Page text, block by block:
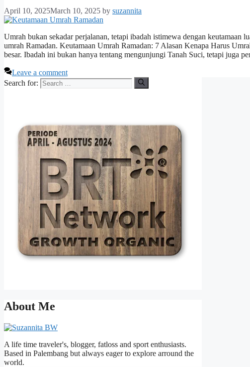
April 10, 2025March 10, 2025 by suzannita
Umrah bukan sekadar perjalanan, tetapi ibadah istimewa dengan keutamaan
umrah Ramadan. Keutamaan Umrah Ramadan: 7 Alasan Kenapa Harus
besar. Ibadah ini bukan hanya tentang mengunjungi Tanah Suci, tetapi juga
Leave a comment
Search for:
About Me
A life time traveler's, blogger, fatloss and sport enthusiasts.
Based in Palembang but always eager to explore arround the
world.